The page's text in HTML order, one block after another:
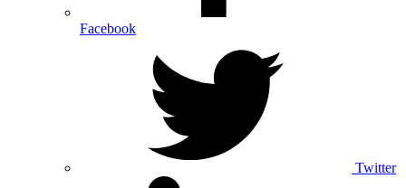
Facebook
Twitter